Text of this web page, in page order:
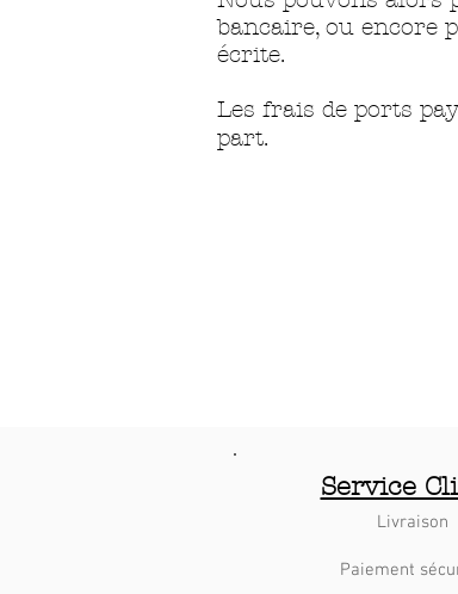
bancaire, ou encore
écrite.
Les frais de ports
part.
Service
Livraison
Paiement